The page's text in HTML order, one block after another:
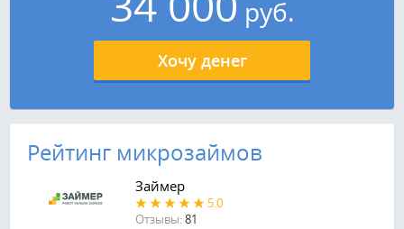
руб.
Хочу денег
Рейтинг микрозаймов
Займер
5.0
Отзывы:81